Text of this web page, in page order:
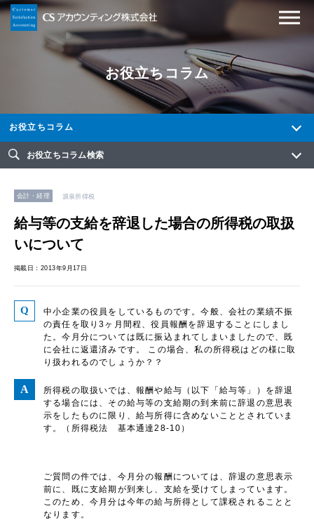
お役立ちコラム
お役立ちコラム
お役立ちコラム検索
会計・経理 源泉所得税
給与等の支給を辞退した場合の所得税の取扱
いについて
掲載日：2013年9月17日
中小企業の役員をしているものです。今般、会社の業績不振
の責任を取り3ヶ月間程、役員報酬を辞退することにしまし
た。今月分については既に振込まれてしまいましたので、既
に会社に返還済みです。 この場合、私の所得税はどの様に取
り扱われるのでしょうか？？
所得税の取扱いでは、報酬や給与（以下「給与等」）を辞退
する場合には、その給与等の支給期の到来前に辞退の意思表
示をしたものに限り、給与所得に含めないこととされていま
す。（所得税法 基本通達28-10）
ご質問の件では、今月分の報酬については、辞退の意思表示
前に、既に支給期が到来し、支給を受けてしまっています。
このため、今月分は今年の給与所得として課税されることと
なります。